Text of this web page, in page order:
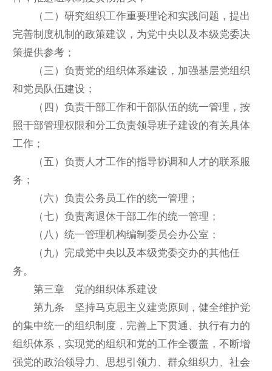
（二）研究组织工作重要理论和实践问题，提出
完善制度机制的政策建议，为党中央以及本级党委决
策提供参考；
（三）负责党的组织体系建设，加强基层党组织
和党员队伍建设；
（四）负责干部工作和干部队伍的统一管理，按
照干部管理权限和分工负责领导班子建设的有关具体
工作；
（五）负责人才工作的指导协调和人才的联系服
务；
（六）负责公务员工作的统一管理；
（七）负责离退休干部工作的统一管理；
（八）统一管理机构编制委员会办公室；
（九）完成党中央以及本级党委交办的其他任
务。
第三章 党的组织体系建设
第九条 坚持马克思主义建党原则，健全维护党
的集中统一的组织制度，完善上下贯通、执行有力的
组织体系，实现党的组织和党的工作全覆盖，不断增
强党的政治领导力、思想引领力、群众组织力、社会